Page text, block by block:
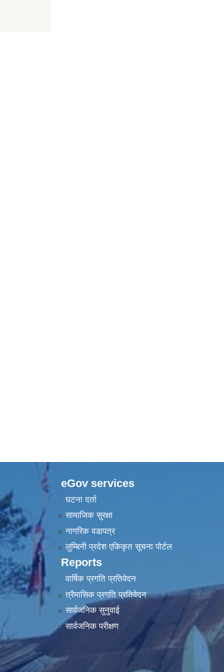
eGov services
घटना दर्ता
सामाजिक सुरक्षा
नागरिक वडापत्र
लुम्बिनी प्रदेश एकिकृत सूचना पाेर्टल
Reports
वार्षिक प्रगति प्रतिवेदन
त्रैमासिक प्रगति प्रतिवेदन
सार्वजनिक सुनुवाई
सार्वजनिक परीक्षण